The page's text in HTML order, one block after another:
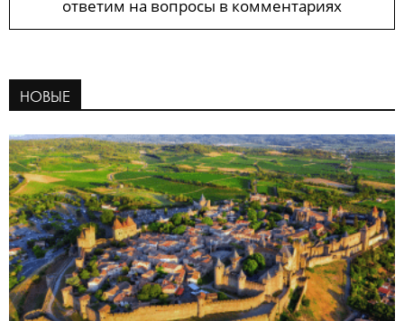
ответим на вопросы в комментариях
НОВЫЕ